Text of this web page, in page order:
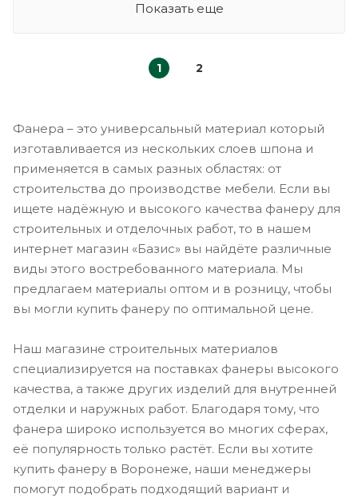
Показать еще
1 2
Фанера – это универсальный материал который
изготавливается из нескольких слоев шпона и
применяется в самых разных областях: от
строительства до производстве мебели. Если вы
ищете надёжную и высокого качества фанеру для
строительных и отделочных работ, то в нашем
интернет магазин «Базис» вы найдёте различные
виды этого востребованного материала. Мы
предлагаем материалы оптом и в розницу, чтобы
вы могли купить фанеру по оптимальной цене.
Наш магазине строительных материалов
специализируется на поставках фанеры высокого
качества, а также других изделий для внутренней
отделки и наружных работ. Благодаря тому, что
фанера широко используется во многих сферах,
её популярность только растёт. Если вы хотите
купить фанеру в Воронеже, наши менеджеры
помогут подобрать подходящий вариант и